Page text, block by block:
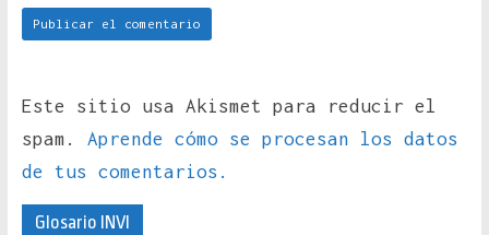
Este sitio usa Akismet para reducir el
spam. Aprende cómo se procesan los datos
de tus comentarios.
Glosario INVI